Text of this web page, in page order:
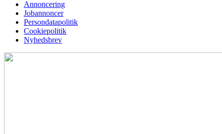
Annoncering
Jobannoncer
Persondatapolitik
Cookiepolitik
Nyhedsbrev